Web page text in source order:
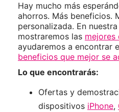
Hay mucho más
ahorros. Más beneficios.
personalizada. En
mostraremos las mejores
ayudaremos a encontrar
beneficios que mejor se
Lo que encontrarás:
Ofertas y
dispositivos iPhone,